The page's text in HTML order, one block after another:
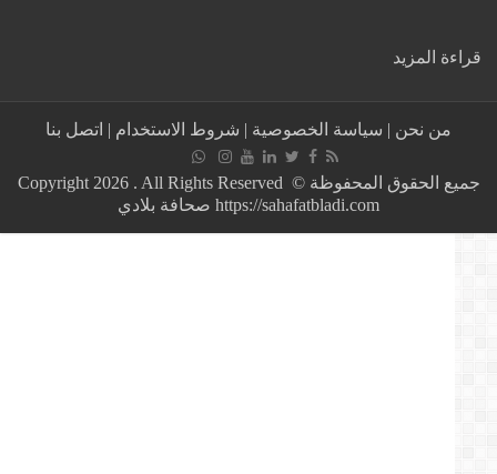
المزيد :
ينسحب
رئاسيات
من نحن| سياسة الخصوصية|شروط الاستخدام|اتصل بنا
جميع الحقوق المحفوظة © Copyright 2026 . All Rights Reserved
https://sahafatbladi.com صحافة بلادي